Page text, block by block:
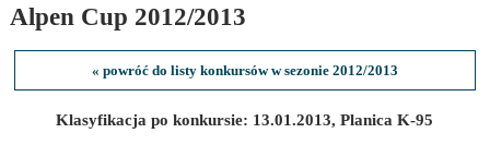
Alpen Cup 2012/2013
« powróć do listy konkursów w sezonie 2012/2013
Klasyfikacja po konkursie: 13.01.2013, Planica K-95